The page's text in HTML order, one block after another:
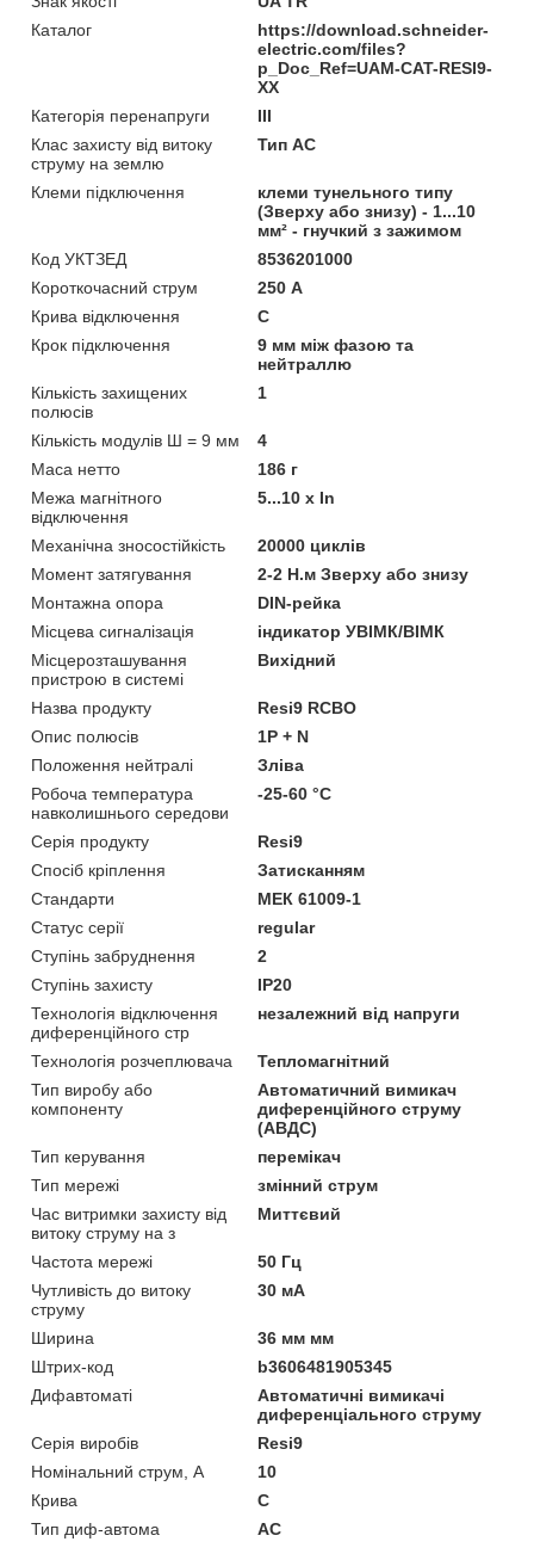
Каталог
https://download.schneider-
electric.com/files?
p_Doc_Ref=UAM-CAT-RESI9-
XX
Категорія перенапруги
ІІІ
Клас захисту від витоку
струму на землю
Тип АС
Клеми підключення
клеми тунельного типу
(Зверху або знизу) - 1...10
мм² - гнучкий з зажимом
Код УКТЗЕД
8536201000
Короткочасний струм
250 А
Крива відключення
C
Крок підключення
9 мм між фазою та
нейтраллю
Кількість захищених
полюсів
1
Кількість модулів Ш = 9 мм
4
Маса нетто
186 г
Межа магнітного
відключення
5...10 x In
Механічна зносостійкість
20000 циклів
Момент затягування
2-2 Н.м Зверху або знизу
Монтажна опора
DIN-рейка
Місцева сигналізація
iндикатор УВІМК/ВІМК
Місцерозташування
пристрою в системі
Вихідний
Назва продукту
Resi9 RCBO
Опис полюсів
1P + N
Положення нейтралі
Зліва
Робоча температура
навколишнього середови
-25-60 °C
Серія продукту
Resi9
Спосіб кріплення
Затисканням
Стандарти
МЕК 61009-1
Статус серії
regular
Ступінь забруднення
2
Ступінь захисту
IP20
Технологія відключення
диференційного стр
незалежний від напруги
Технологія розчеплювача
Тепломагнітний
Тип виробу або
компоненту
Автоматичний вимикач
диференційного струму
(АВДС)
Тип керування
перемікач
Тип мережі
змінний струм
Час витримки захисту від
витоку струму на з
Миттєвий
Частота мережі
50 Гц
Чутливість до витоку
струму
30 мА
Ширина
36 мм мм
Штрих-код
b3606481905345
Дифавтоматі
Автоматичні вимикачі
диференціального струму
Серія виробів
Resi9
Номінальний струм, А
10
Крива
C
Тип диф-автома
AC